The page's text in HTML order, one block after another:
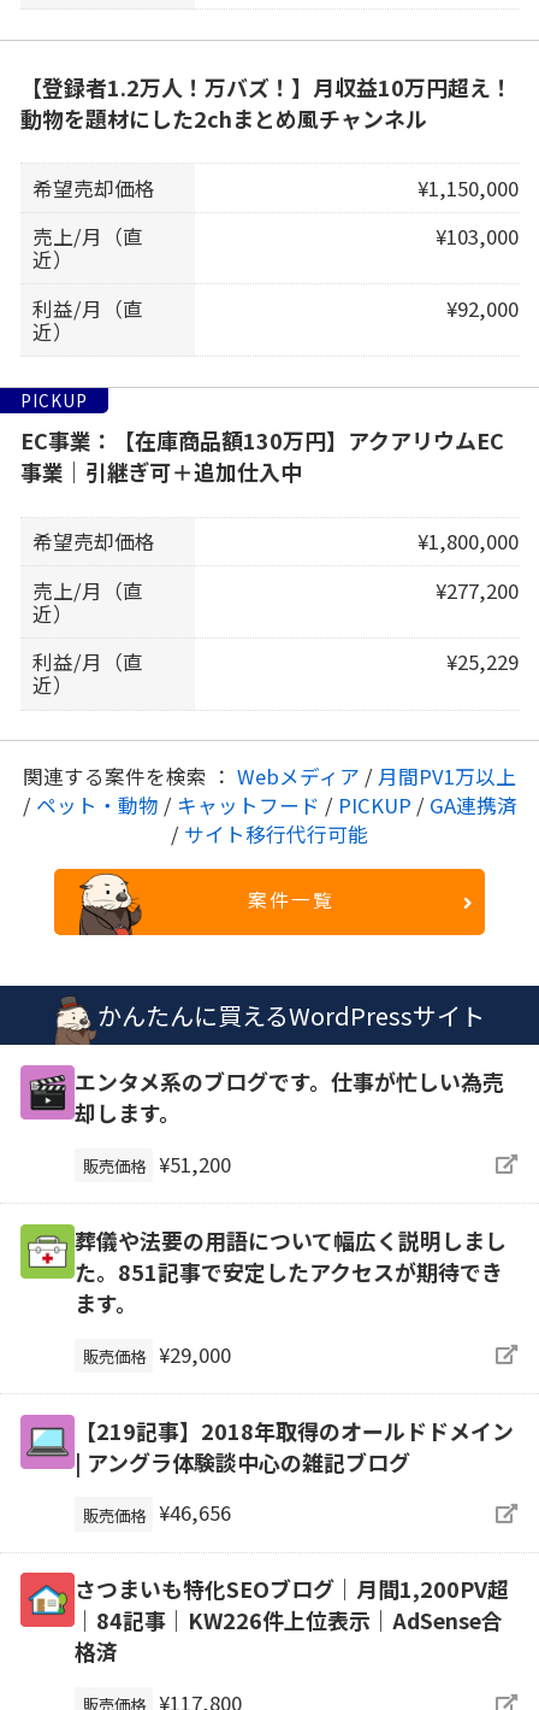
【登録者1.2万人！万バズ！】月収益10万円超え！
動物を題材にした2chまとめ風チャンネル
希望売却価格
¥1,150,000
売上/月（直
近）
¥103,000
利益/月（直
近）
¥92,000
PICKUP
EC事業：【在庫商品額130万円】アクアリウムEC
事業｜引継ぎ可＋追加仕入中
希望売却価格
¥1,800,000
売上/月（直
近）
¥277,200
利益/月（直
近）
¥25,229
関連する案件を検索 ： Webメディア / 月間PV1万以上
/ ペット・動物 / キャットフード / PICKUP / GA連携済
/ サイト移行代行可能
案件一覧
かんたんに買えるWordPressサイト
エンタメ系のブログです。仕事が忙しい為売
却します。
販売価格 ¥51,200
葬儀や法要の用語について幅広く説明しまし
た。851記事で安定したアクセスが期待でき
ます。
販売価格 ¥29,000
【219記事】2018年取得のオールドドメイン
| アングラ体験談中心の雑記ブログ
販売価格 ¥46,656
さつまいも特化SEOブログ｜月間1,200PV超
｜84記事｜KW226件上位表示｜AdSense合
格済
販売価格 ¥117,800